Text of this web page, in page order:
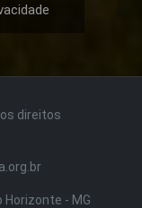
direitos
Horizonte - MG